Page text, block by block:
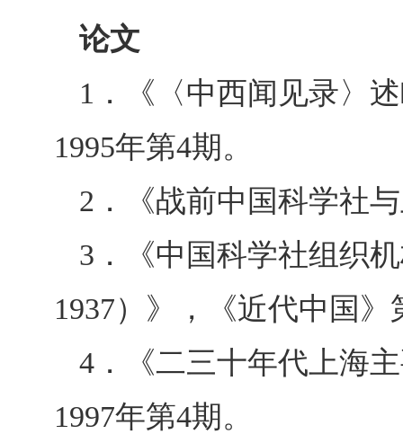
论文
1 ．
《〈中西闻见录〉
1995年第4期。
2 ．《战前中国科学社
3 ．《中国科学社组织
1937）》，《近代中国》
4 ．《二三十年代上海
1997年第4期。